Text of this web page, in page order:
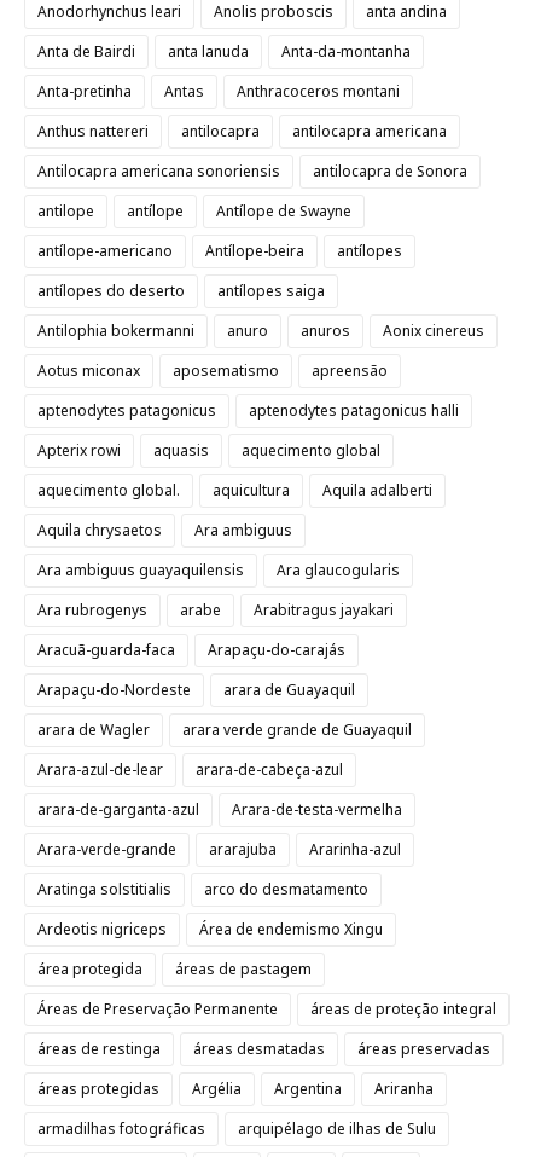
Anodorhynchus leari
Anolis proboscis
anta andina
Anta de Bairdi
anta lanuda
Anta-da-montanha
Anta-pretinha
Antas
Anthracoceros montani
Anthus nattereri
antilocapra
antilocapra americana
Antilocapra americana sonoriensis
antilocapra de Sonora
antilope
antílope
Antílope de Swayne
antílope-americano
Antílope-beira
antílopes
antílopes do deserto
antílopes saiga
Antilophia bokermanni
anuro anuros
Aonix cinereus
Aotus miconax
aposematismo
apreensão
aptenodytes patagonicus
aptenodytes patagonicus halli
Apterix rowi
aquasis
aquecimento global
aquecimento global.
aquicultura
Aquila adalberti
Aquila chrysaetos
Ara ambiguus
Ara ambiguus guayaquilensis
Ara glaucogularis
Ara rubrogenys
arabe
Arabitragus jayakari
Aracuã-guarda-faca
Arapaçu-do-carajás
Arapaçu-do-Nordeste
arara de Guayaquil
arara de Wagler
arara verde grande de Guayaquil
Arara-azul-de-lear
arara-de-cabeça-azul
arara-de-garganta-azul
Arara-de-testa-vermelha
Arara-verde-grande
ararajuba
Ararinha-azul
Aratinga solstitialis
arco do desmatamento
Ardeotis nigriceps
Área de endemismo Xingu
área protegida
áreas de pastagem
Áreas de Preservação Permanente
áreas de proteção integral
áreas de restinga
áreas desmatadas
áreas preservadas
áreas protegidas
Argélia Argentina
Ariranha
armadilhas fotográficas
arquipélago de ilhas de Sulu